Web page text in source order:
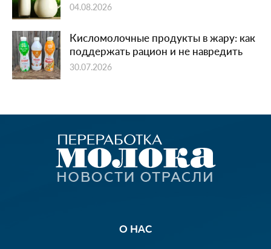
04.08.2026
Кисломолочные продукты в жару: как
поддержать рацион и не навредить
30.07.2026
О НАС